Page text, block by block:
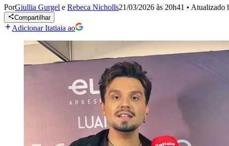
PorGiullia Gurgel e Rebeca Nicholls21/03/2026 às 20h41 • Atualizado
Compartilhar
Adicionar Itatiaia ao